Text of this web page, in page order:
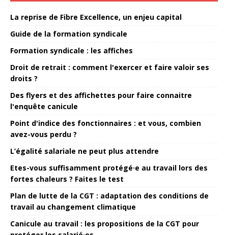
La reprise de Fibre Excellence, un enjeu capital
Guide de la formation syndicale
Formation syndicale : les affiches
Droit de retrait : comment l'exercer et faire valoir ses
droits ?
Des flyers et des affichettes pour faire connaitre
l'enquête canicule
Point d'indice des fonctionnaires : et vous, combien
avez-vous perdu ?
L’égalité salariale ne peut plus attendre
Etes-vous suffisamment protégé·e au travail lors des
fortes chaleurs ? Faites le test
Plan de lutte de la CGT : adaptation des conditions de
travail au changement climatique
Canicule au travail : les propositions de la CGT pour